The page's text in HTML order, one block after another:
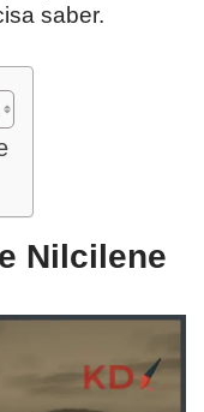
saber.
Nilcilene